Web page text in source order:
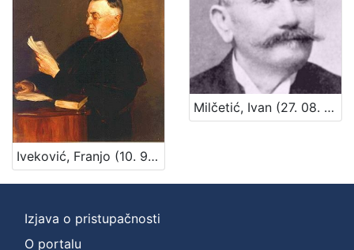
Iveković, Franjo (10. 9. 1834. – 2. 3. 1914.)
Milčetić, Ivan (27. 08. 1853 – 26. 10. 1921)
Izjava o pristupačnosti
O portalu